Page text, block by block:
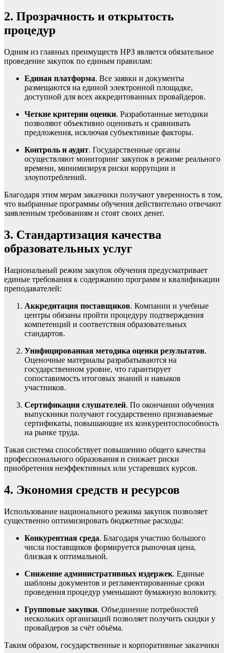
2. Прозрачность и открытость
процедур
Одним из главных преимуществ НРЗ является обязательное
проведение закупок по единым правилам:
Единая платформа. Все заявки и документы
размещаются на единой электронной площадке,
доступной для всех аккредитованных провайдеров.
Четкие критерии оценки. Разработанные методики
позволяют объективно оценивать и сравнивать
предложения, исключая субъективные факторы.
Контроль и аудит. Государственные органы
осуществляют мониторинг закупок в режиме реального
времени, минимизируя риски коррупции и
злоупотреблений.
Благодаря этим мерам заказчики получают уверенность в том,
что выбранные программы обучения действительно отвечают
заявленным требованиям и стоят своих денег.
3. Стандартизация качества
образовательных услуг
Национальный режим закупок обучения предусматривает
единые требования к содержанию программ и квалификации
преподавателей:
Аккредитация поставщиков. Компании и учебные
центры обязаны пройти процедуру подтверждения
компетенций и соответствия образовательных
стандартов.
Унифицированная методика оценки результатов.
Оценочные материалы разрабатываются на
государственном уровне, что гарантирует
сопоставимость итоговых знаний и навыков
участников.
Сертификация слушателей. По окончании обучения
выпускники получают государственно признаваемые
сертификаты, повышающие их конкурентоспособность
на рынке труда.
Такая система способствует повышению общего качества
профессионального образования и снижает риски
приобретения неэффективных или устаревших курсов.
4. Экономия средств и ресурсов
Использование национального режима закупок позволяет
существенно оптимизировать бюджетные расходы:
Конкурентная среда. Благодаря участию большого
числа поставщиков формируется рыночная цена,
близкая к оптимальной.
Снижение административных издержек. Единые
шаблоны документов и регламентированные сроки
проведения процедур уменьшают бумажную волокиту.
Групповые закупки. Объединение потребностей
нескольких организаций позволяет получить скидки у
провайдеров за счёт объёма.
Таким образом, государственные и корпоративные заказчики